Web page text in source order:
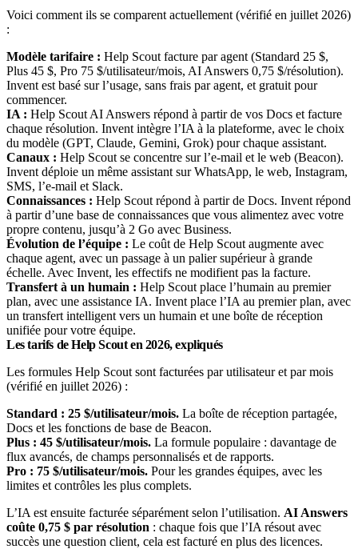
Voici comment ils se comparent actuellement (vérifié en juillet 2026)
:
Modèle tarifaire : Help Scout facture par agent (Standard 25 $,
Plus 45 $, Pro 75 $/utilisateur/mois, AI Answers 0,75 $/résolution).
Invent est basé sur l’usage, sans frais par agent, et gratuit pour
commencer.
IA : Help Scout AI Answers répond à partir de vos Docs et facture
chaque résolution. Invent intègre l’IA à la plateforme, avec le choix
du modèle (GPT, Claude, Gemini, Grok) pour chaque assistant.
Canaux : Help Scout se concentre sur l’e-mail et le web (Beacon).
Invent déploie un même assistant sur WhatsApp, le web, Instagram,
SMS, l’e-mail et Slack.
Connaissances : Help Scout répond à partir de Docs. Invent répond
à partir d’une base de connaissances que vous alimentez avec votre
propre contenu, jusqu’à 2 Go avec Business.
Évolution de l’équipe : Le coût de Help Scout augmente avec
chaque agent, avec un passage à un palier supérieur à grande
échelle. Avec Invent, les effectifs ne modifient pas la facture.
Transfert à un humain : Help Scout place l’humain au premier
plan, avec une assistance IA. Invent place l’IA au premier plan, avec
un transfert intelligent vers un humain et une boîte de réception
unifiée pour votre équipe.
Les tarifs de Help Scout en 2026, expliqués
Les formules Help Scout sont facturées par utilisateur et par mois
(vérifié en juillet 2026) :
Standard : 25 $/utilisateur/mois. La boîte de réception partagée,
Docs et les fonctions de base de Beacon.
Plus : 45 $/utilisateur/mois. La formule populaire : davantage de
flux avancés, de champs personnalisés et de rapports.
Pro : 75 $/utilisateur/mois. Pour les grandes équipes, avec les
limites et contrôles les plus complets.
L’IA est ensuite facturée séparément selon l’utilisation. AI Answers
coûte 0,75 $ par résolution : chaque fois que l’IA résout avec
succès une question client, cela est facturé en plus des licences.